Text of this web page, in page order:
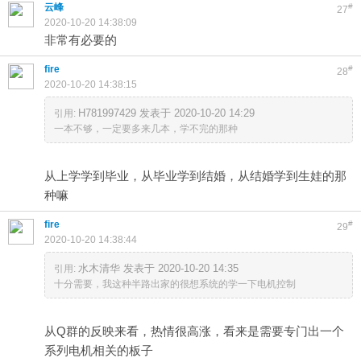
27#
云峰
2020-10-20 14:38:09
非常有必要的
28#
fire
2020-10-20 14:38:15
引用: H781997429 发表于 2020-10-20 14:29
一本不够，一定要多来几本，学不完的那种
从上学学到毕业，从毕业学到结婚，从结婚学到生娃的那
种嘛
29#
fire
2020-10-20 14:38:44
引用: 水木清华 发表于 2020-10-20 14:35
十分需要，我这种半路出家的很想系统的学一下电机控制
从Q群的反映来看，热情很高涨，看来是需要专门出一个
系列电机相关的板子